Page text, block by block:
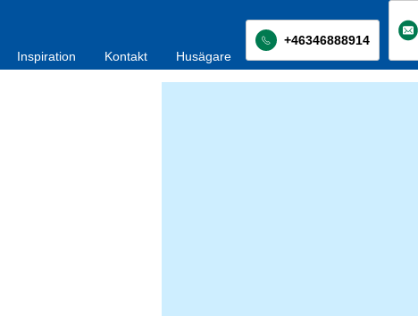
Inspiration Kontakt Husägare
+46346888914